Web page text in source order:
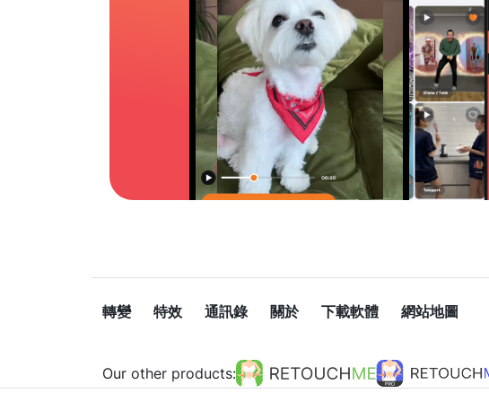
轉變 特效 通訊錄 關於 下載軟體 網站地圖
Our other products: